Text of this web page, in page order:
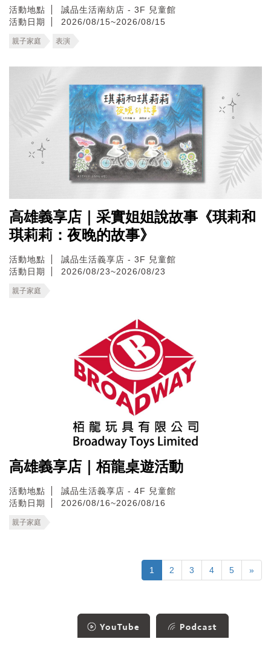
活動地點
誠品生活南紡店 - 3F 兒童館
活動日期
2026/08/15~2026/08/15
親子家庭 表演
高雄義享店｜采實姐姐說故事《琪莉和
琪莉莉：夜晚的故事》
活動地點
誠品生活義享店 - 3F 兒童館
活動日期
2026/08/23~2026/08/23
親子家庭
高雄義享店｜栢龍桌遊活動
活動地點
誠品生活義享店 - 4F 兒童館
活動日期
2026/08/16~2026/08/16
親子家庭
1 2 3 4 5 »